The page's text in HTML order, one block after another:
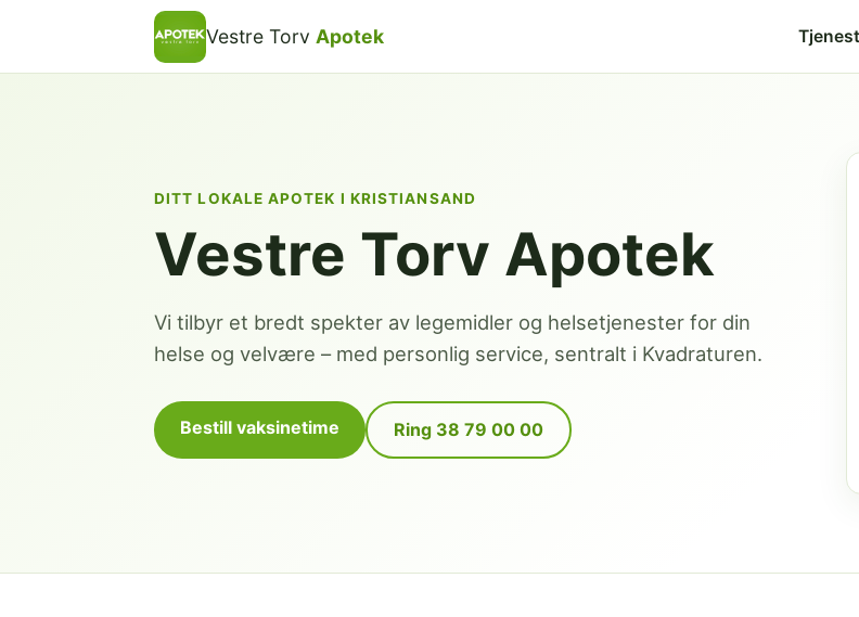
Vestre Torv Apotek
DITT LOKALE APOTEK I KRISTIANSAND
Vestre Torv Apotek
Vi tilbyr et bredt spekter av legemidler og helsetjenester for din
helse og velvære – med personlig service, sentralt i Kvadraturen.
Bestill vaksinetime Ring 38 79 00 00